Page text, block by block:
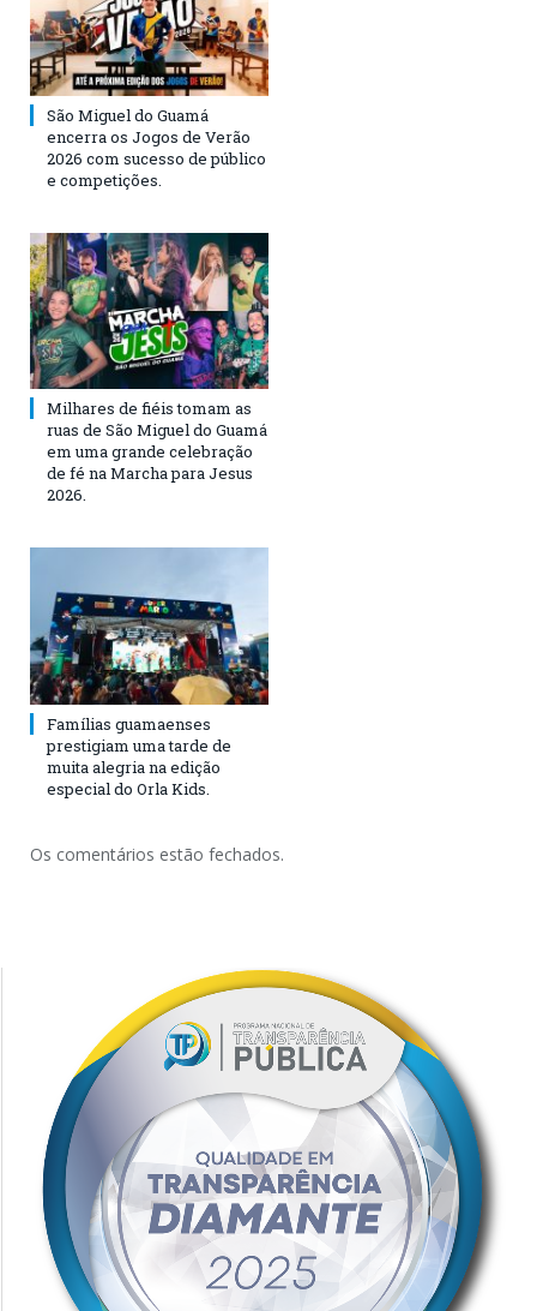
São Miguel do Guamá
encerra os Jogos de Verão
2026 com sucesso de público
e competições.
Milhares de fiéis tomam as
ruas de São Miguel do Guamá
em uma grande celebração
de fé na Marcha para Jesus
2026.
Famílias guamaenses
prestigiam uma tarde de
muita alegria na edição
especial do Orla Kids.
Os comentários estão fechados.